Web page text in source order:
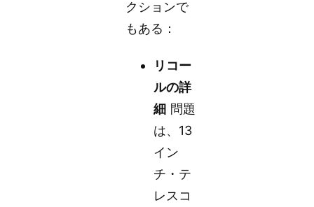
クションで
もある：
リコー
ルの詳
細 問題
は、13
イン
チ・テ
レスコ